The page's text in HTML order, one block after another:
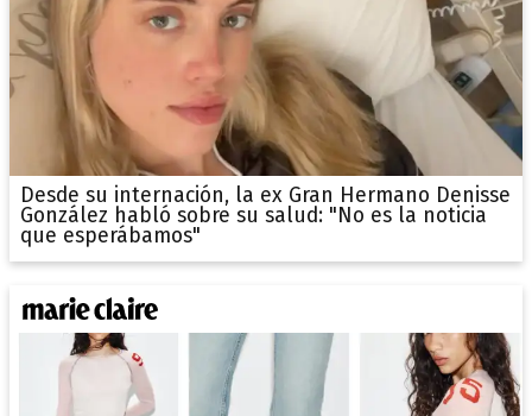
Desde su internación, la ex Gran Hermano Denisse
González habló sobre su salud: "No es la noticia
que esperábamos"